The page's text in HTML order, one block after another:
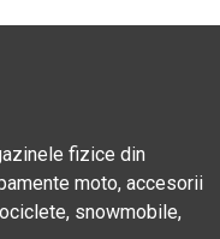
fizice din
moto, accesorii
snowmobile,